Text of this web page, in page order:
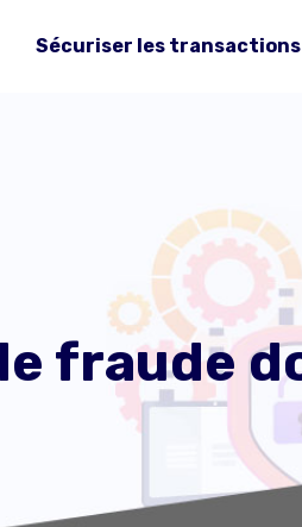
Sécuriser les transactions
fraude